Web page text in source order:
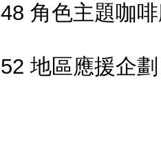
48 角色主題咖
52 地區應援企